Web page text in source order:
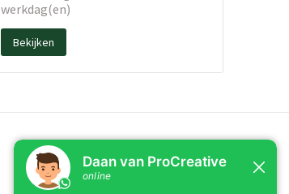
werkdag(en)
Bekijken
Kennis in producten